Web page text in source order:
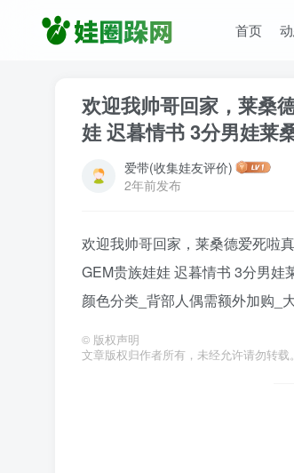
首页
欢迎我帅哥回家，莱桑
娃 迟暮情书 3分男娃
爱带(收集娃友评价)
2年前发布
欢迎我帅哥回家，莱桑德爱死啦
GEM贵族娃娃 迟暮情书 3分男娃
颜色分类_背部人偶需额外加购_
© 版权声明
文章版权归作者所有，未经允许请勿转载。